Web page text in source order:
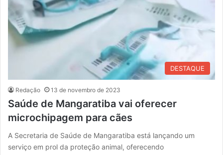
DESTAQUE
Redação 13 de novembro de 2023
Saúde de Mangaratiba vai oferecer
microchipagem para cães
A Secretaria de Saúde de Mangaratiba está lançando um
serviço em prol da proteção animal, oferecendo